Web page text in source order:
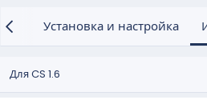
р
а
с
д
и
Установка и настройка
Для CS 1.6